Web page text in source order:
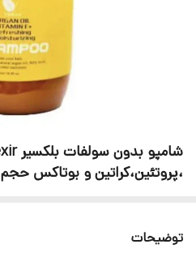
،پروتئین،کراتین و بوتاکس حجم 500 میل
توضیحات